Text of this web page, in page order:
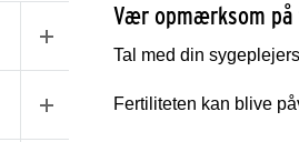
Vær opmærksom
Tal med din
Fertiliteten kan blive